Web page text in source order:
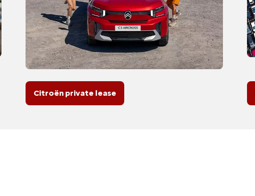
Citroën private lease